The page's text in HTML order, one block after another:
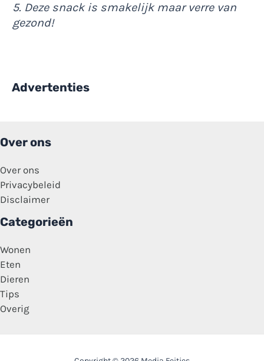
5. Deze snack is smakelijk maar verre van
gezond!
Advertenties
Over ons
Over ons
Privacybeleid
Disclaimer
Categorieën
Wonen
Eten
Dieren
Tips
Overig